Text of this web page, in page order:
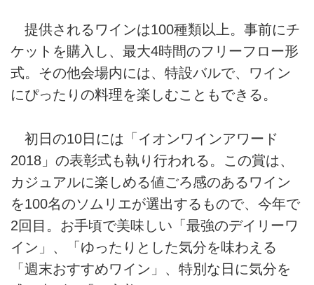
提供されるワインは100種類以上。事前にチ
ケットを購入し、最大4時間のフリーフロー形
式。その他会場内には、特設バルで、ワイン
にぴったりの料理を楽しむこともできる。
初日の10日には「イオンワインアワード
2018」の表彰式も執り行われる。この賞は、
カジュアルに楽しめる値ごろ感のあるワイン
を100名のソムリエが選出するもので、今年で
2回目。お手頃で美味しい「最強のデイリーワ
イン」、「ゆったりとした気分を味わえる
「週末おすすめワイン」、特別な日に気分を